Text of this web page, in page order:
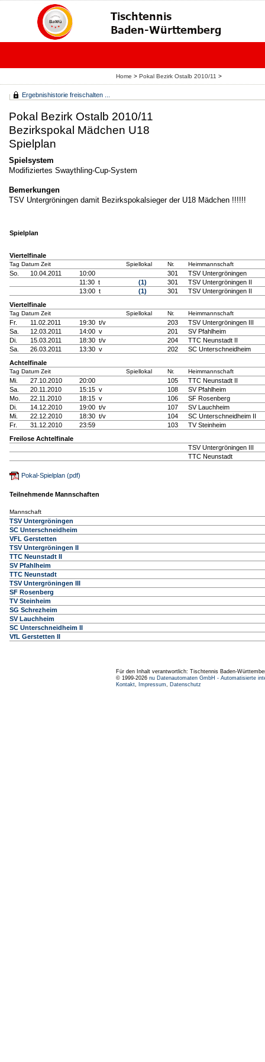
Home > Pokal Bezirk Ostalb 2010/11 >
Ergebnishistorie freischalten ...
Pokal Bezirk Ostalb 2010/11
Bezirkspokal Mädchen U18
Spielplan
Spielsystem
Modifiziertes Swaythling-Cup-System
Bemerkungen
TSV Untergröningen damit Bezirkspokalsieger der U18 Mädchen !!!!!!
Spielplan
Viertelfinale
Tag Datum Zeit Spiellokal Nr. Heimmannschaft
So. 10.04.2011 10:00 301
TSV Untergröningen
11:30 t
(1) 301
TSV Untergröningen II
13:00 t
(1) 301
TSV Untergröningen II
Viertelfinale
Tag Datum Zeit Spiellokal Nr. Heimmannschaft
Fr. 11.02.2011 19:30 t/v 203
TSV Untergröningen III
Sa.
12.03.2011 14:00 v 201
SV Pfahlheim
Di.
15.03.2011 18:30 t/v 204
TTC Neunstadt II
Sa.
26.03.2011 13:30 v 202
SC Unterschneidheim
Achtelfinale
Tag Datum Zeit Spiellokal Nr. Heimmannschaft
Mi. 27.10.2010 20:00 105
TTC Neunstadt II
Sa.
20.11.2010 15:15 v 108
SV Pfahlheim
Mo.
22.11.2010 18:15 v 106
SF Rosenberg
Di.
14.12.2010 19:00 t/v 107
SV Lauchheim
Mi.
22.12.2010 18:30 t/v 104
SC Unterschneidheim II
Fr.
31.12.2010 23:59 103
TV Steinheim
Freilose Achtelfinale
TSV Untergröningen III
TTC Neunstadt
Pokal-Spielplan (pdf)
Teilnehmende Mannschaften
Mannschaft
TSV Untergröningen
SC Unterschneidheim
VFL Gerstetten
TSV Untergröningen II
TTC Neunstadt II
SV Pfahlheim
TTC Neunstadt
TSV Untergröningen III
SF Rosenberg
TV Steinheim
SG Schrezheim
SV Lauchheim
SC Unterschneidheim II
VfL Gerstetten II
Für den Inhalt verantwortlich: Tischtennis Baden-
© 1999-2026 nu Datenautomaten GmbH - Automatisierte
Kontakt, Impressum, Datenschutz